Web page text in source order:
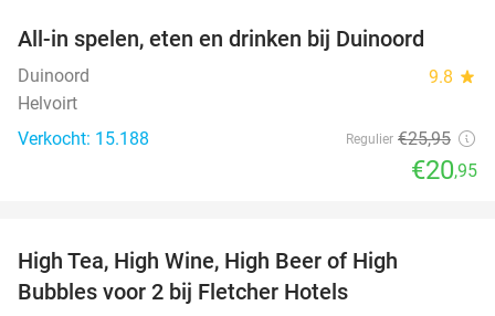
All-in spelen, eten en drinken bij Duinoord
Duinoord 9.8 star
Helvoirt
Verkocht: 15.188
Regulier €25,95
€20,95
High Tea, High Wine, High Beer of High
Bubbles voor 2 bij Fletcher Hotels